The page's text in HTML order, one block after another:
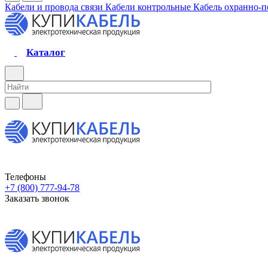
Кабели и провода связи Кабели контрольные Кабель охранно-
Каталог
Телефоны
+7 (800) 777-94-78
Заказать звонок